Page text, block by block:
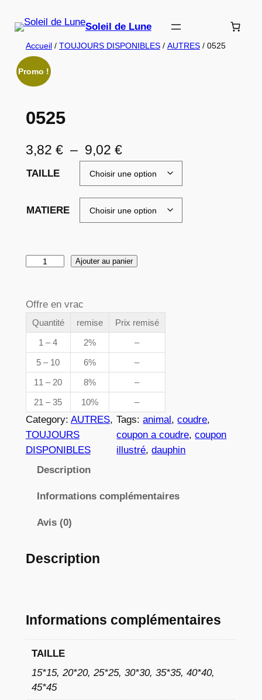
contenu
Soleil de Lune
Accueil/ TOUJOURS DISPONIBLES/ AUTRES/ 0525
Promo !
0525
3,82 € – 9,02 €P
l
a
g
d
e
r
i
x
:
3
,
8
2
TAILLE
MATIERE
n
t
0
5
2
Ajouter au panier
Offre en vrac
Quantité remise
Prix remisé
1 – 4
2%
–
5 – 10
6%
–
11 – 20
8%
–
21 – 35
10% –
Category: AUTRES
TOUJOURS
DISPONIBLES
Tags:animal, coudre
coupon a coudre, coupon
illustré, dauphin
Description
Informations complémentaires
Avis (0)
Description
Informations complémentaires
TAILLE
15*15, 20*20, 25*25, 30*30, 35*35, 40*40,
45*45